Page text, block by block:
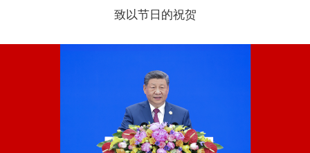
致以节日的祝贺